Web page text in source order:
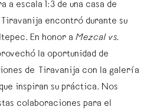
a escala 1:3 de una casa de
Tiravanija encontró durante su
En honor a Mezcal vs.
la oportunidad de
de Tiravanija con la galería
inspiran su práctica. Nos
colaboraciones para el